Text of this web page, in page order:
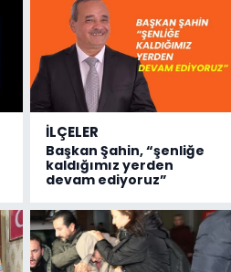
İLÇELER
Başkan Şahin, “şenliğe
kaldığımız yerden
devam ediyoruz”